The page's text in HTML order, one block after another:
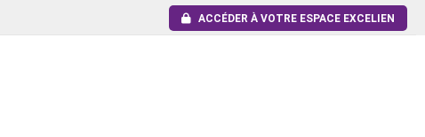
ACCÉDER À VOTRE ESPACE EXCELIEN